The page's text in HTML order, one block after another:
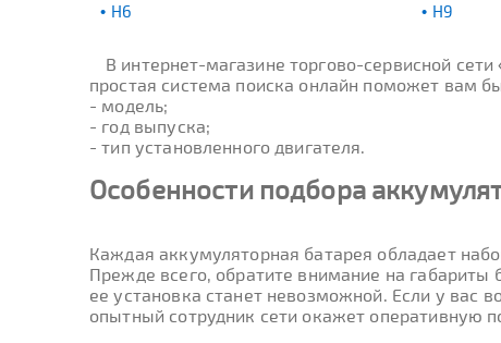
H6 H9
В интернет-магазине торгово-сервисной
простая система поиска онлайн поможет вам
- модель;
- год выпуска;
- тип установленного двигателя.
Особенности подбора
Каждая аккумуляторная батарея обладает
Прежде всего, обратите внимание на габариты
ее установка станет невозможной. Если у вас
опытный сотрудник сети окажет оперативную